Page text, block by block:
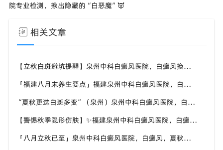
院专业检测，揪出隐藏的“白恶魔”👿
相关文章
【立秋白斑避坑提醒】泉州中科白癜风医院，白癜风换季养护，避开误区少走弯路
「福建八月末养生要点」福建泉州中科白癜风医院，白癜风，合理运动助力身体状态
“夏秋更迭白斑多变”（泉州）泉州中科白癜风医院，白癜风，早留意皮肤异常变化
【警惕秋季隐形伤肤】✨福建泉州中科白癜风医院，白癜风，秋风也会给皮肤带来刺激
「八月立秋已至」泉州中科白癜风医院，白癜风，夏秋交替做好养护，助力白斑维稳